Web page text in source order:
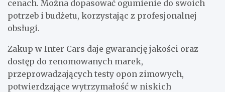
cenach. Można dopasować ogumienie do swoich
potrzeb i budżetu, korzystając z profesjonalnej
obsługi.
Zakup w Inter Cars daje gwarancję jakości oraz
dostęp do renomowanych marek,
przeprowadzających testy opon zimowych,
potwierdzające wytrzymałość w niskich